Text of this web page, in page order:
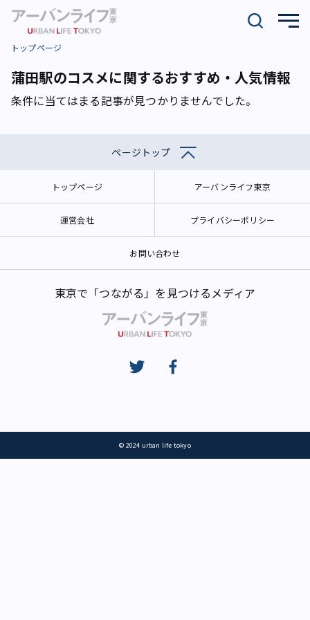
トップページ
蒲田駅のコスメに関するおすすめ・人気情報
条件に当てはまる記事が見つかりませんでした。
ページトップ
トップページ アーバンライフ東京
運営会社 プライバシーポリシー
お問い合わせ
東京で「つながる」を見つけるメディア
© 2024 urban life tokyo